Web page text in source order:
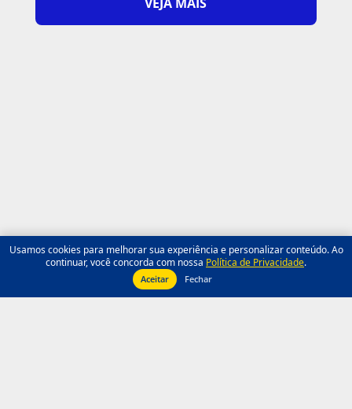
Usamos cookies para melhorar sua experiência e personalizar conteúdo. Ao
continuar, você concorda com nossa Política de Privacidade.
Aceitar Fechar